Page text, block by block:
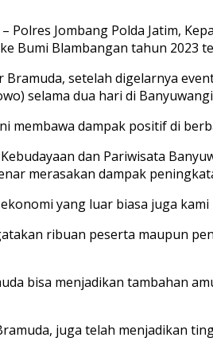
– Polres Jombang Polda Jatim,
Bumi Blambangan tahun 2023
setelah digelarnya
selama dua hari di
membawa dampak positif di
dan Pariwisata
merasakan dampak
yang luar biasa juga
ribuan peserta maupun
bisa menjadikan tambahan
juga telah menjadikan